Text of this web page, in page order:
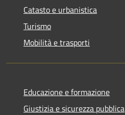
Catasto e urbanistica
Turismo
Mobilità e trasporti
Educazione e formazione
Giustizia e sicurezza pubblica